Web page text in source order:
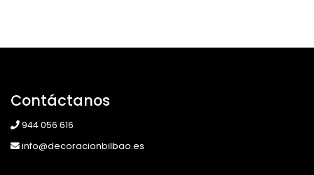
Contáctanos
944 056 616
info@decoracionbilbao.es